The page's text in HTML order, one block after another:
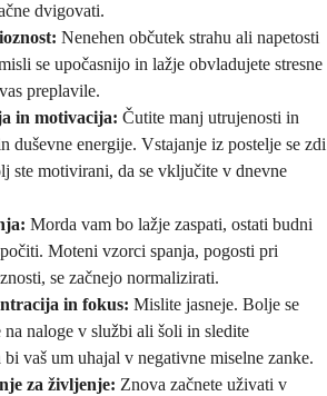
dvigovati.
Nenehen občutek strahu ali napetosti
se upočasnijo in lažje obvladujete stresne
preplavile.
in motivacija: Čutite manj utrujenosti in
duševne energije. Vstajanje iz postelje se zdi
ste motivirani, da se vključite v dnevne
Morda vam bo lažje zaspati, ostati budni
Moteni vzorci spanja, pogosti pri
se začnejo normalizirati.
in fokus: Mislite jasneje. Bolje se
na naloge v službi ali šoli in sledite
vaš um uhajal v negativne miselne zanke.
za življenje: Znova začnete uživati v